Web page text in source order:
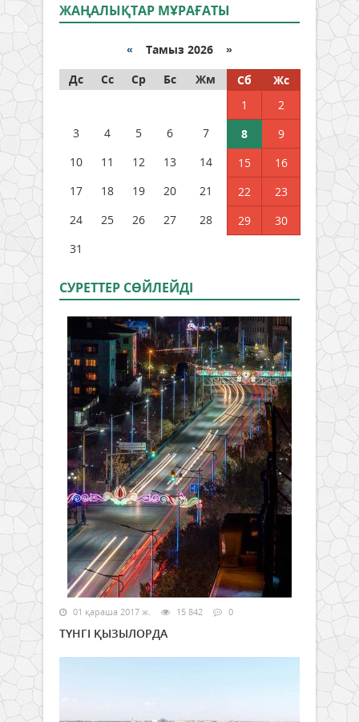
ЖАҢАЛЫҚТАР МҰРАҒАТЫ
« Тамыз 2026 »
Дс
Сс Ср Бс Жм Сб
Жс
1
2
3
4 5 6 7 8
9
10
11 12 13 14 15
16
17
18 19 20 21 22
23
24
25 26 27 28 29
30
31
СУРЕТТЕР СӨЙЛЕЙДI
01 қараша 2017 ж. 15 842 0
ТҮНГІ ҚЫЗЫЛОРДА